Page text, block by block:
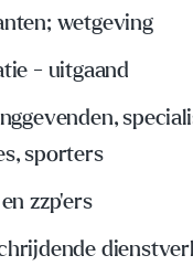
wetgeving
- uitgaand
sporters
zzp'ers